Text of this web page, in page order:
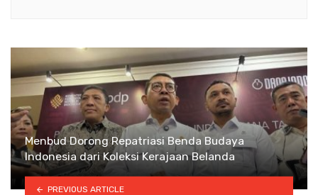
Menbud Dorong Repatriasi Benda Budaya
Indonesia dari Koleksi Kerajaan Belanda
PREVIOUS ARTICLE